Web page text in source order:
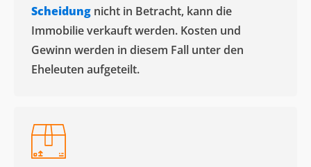
Scheidung nicht in Betracht, kann die
Immobilie verkauft werden. Kosten und
Gewinn werden in diesem Fall unter den
Eheleuten aufgeteilt.​